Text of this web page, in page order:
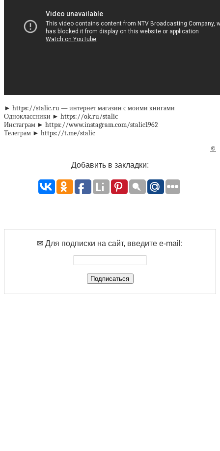
► https://stalic.ru — интернет магазин с моими книгами
Одноклассники ► https://ok.ru/staliс
Инстаграм ► https://www.instagram.com/stalic1962
Телеграм ► https://t.me/stalic
©
Добавить в закладки:
✉ Для подписки на сайт, введите e-mail: